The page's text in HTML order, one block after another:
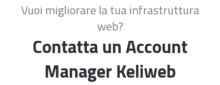
Vuoi migliorare la tua infrastruttura
web?
Contatta un Account
Manager Keliweb